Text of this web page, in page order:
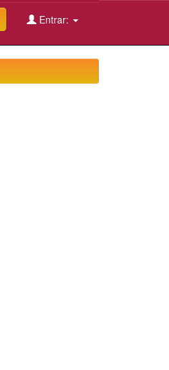
Entrar: